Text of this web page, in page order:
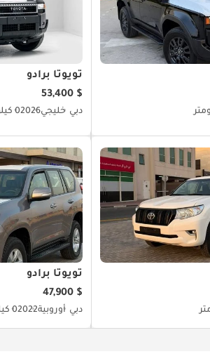
تويوتا برادو
$ 53,400
دبي خليجي20260 كيلومتر
تويوتا برادو
$ 47,900
دبي أوروبية20220 كيلومتر